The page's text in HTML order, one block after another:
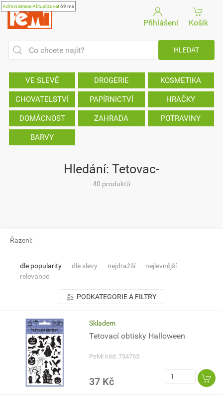
AdministraceAktualizovat69 ms
Přihlášení Košík
VE SLEVĚ DROGERIE KOSMETIKA
CHOVATELSTVÍ PAPÍRNICTVÍ HRAČKY
DOMÁCNOST ZAHRADA POTRAVINY
BARVY
Hledání: Tetovac-
40 produktů
Řazení:
dle popularity dle slevy nejdražší
nejlevnější
relevance
PODKATEGORIE A FILTRY
Skladem
Tetovací obtisky Halloween
PeMi kód: 734765
37 Kč